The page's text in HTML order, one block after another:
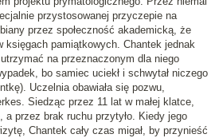
przystosowanej przyczepie na
przez społeczność akademicką, że
księgach pamiątkowych. Chantek jednak
na przeznaczonym dla niego
bo samiec uciekł i schwytał niczego
Uczelnia obawiała się pozwu,
Siedząc przez 11 lat w małej klatce,
a przez brak ruchu przytyło. Kiedy jego
Chantek cały czas migał, by przynieść